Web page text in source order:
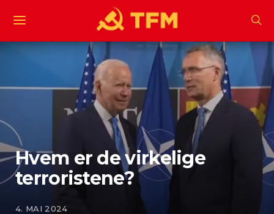
Hvem er de virkelige
terroristene?
4. MAI 2024